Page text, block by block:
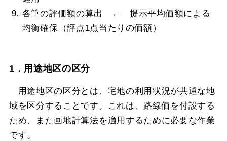
各筆の評価額の算出 ← 提示平均価額による
均衡確保（評点1点当たりの価額）
1．用途地区の区分
用途地区の区分とは、宅地の利用状況が共通な地
域を区分することです。これは、路線価を付設する
ため、また画地計算法を適用するために必要な作業
です。